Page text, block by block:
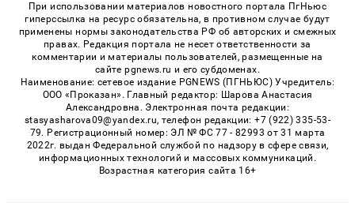
При использовании материалов новостного портала ПгНьюс
гиперссылка на ресурс обязательна, в противном случае будут
применены нормы законодательства РФ об авторских и смежных
правах. Редакция портала не несет ответственности за
комментарии и материалы пользователей, размещенные на
сайте pgnews.ru и его субдоменах.
Наименование: сетевое издание PGNEWS (ПГНЬЮС) Учредитель:
ООО «Проказан». Главный редактор: Шарова Анастасия
Александровна. Электронная почта редакции:
stasyasharova09@yandex.ru, телефон редакции: +7 (922) 335-53-
79. Регистрационный номер: ЭЛ № ФС 77 - 82993 от 31 марта
2022г. выдан Федеральной службой по надзору в сфере связи,
информационных технологий и массовых коммуникаций.
Возрастная категория сайта 16+